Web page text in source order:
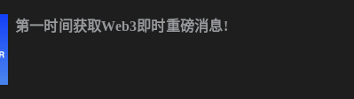
第一时间获取Web3即时重磅消息!